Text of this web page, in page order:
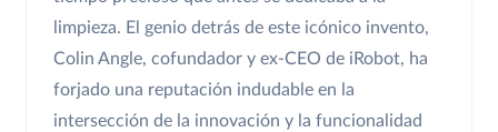
limpieza. El genio detrás de este icónico invento,
Colin Angle, cofundador y ex-CEO de iRobot, ha
forjado una reputación indudable en la
intersección de la innovación y la funcionalidad